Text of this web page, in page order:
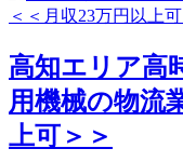
高知エリア高
用機械の物流
上可＞＞